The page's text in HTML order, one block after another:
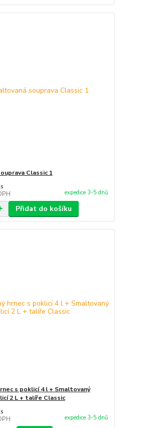
Classic 1
expedice 3-5 dnů
Přidat do košíku
s poklicí 4 l + Smaltovaný
2 L + talíře Classic
expedice 3-5 dnů